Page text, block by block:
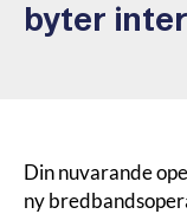
byter
Din nuvarande
ny